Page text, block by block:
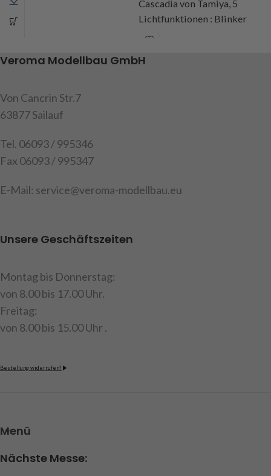
Cascadia von Tamiya, 5
Lichtfunktionen : Blinker
rechts + links, Fahrlicht,
Rückfahrscheinwerfer,
Veroma Modellbau GmbH
Von Cancrin Str.7
63877 Sailauf
Tel. 06093 / 995346
Fax 06093 / 995347
E-Mail: service@veroma-modellbau.eu
Unsere Geschäftszeiten
Montag bis Donnerstag:
von 8.00 bis 17.00 Uhr.
Freitag:
von 8.00 bis 15.00 Uhr .
Bestellung widerrufen?
Menü
Nächste Messe: